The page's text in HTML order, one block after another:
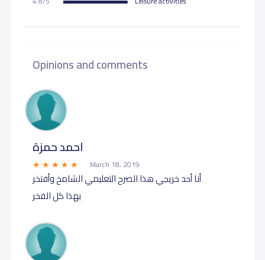
Opinions and comments
احمد حمزة
March 18, 2019
أنا أحد خريجي هذا الصرح التعليمي الشامخ وأفتخر
بهذا كل الفخر